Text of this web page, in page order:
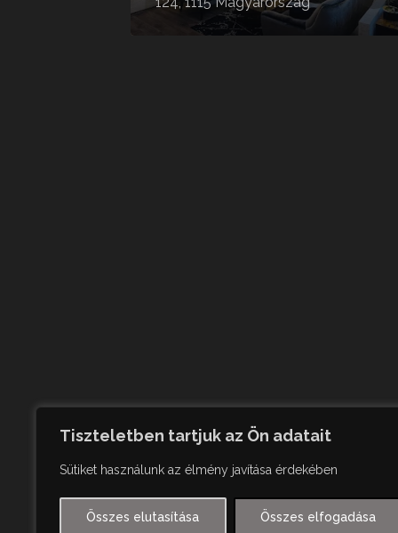
Tiszteletben tartjuk az Ön adatait
Sütiket használunk az élmény javítása érdekében
Összes elutasítása Összes elfogadása